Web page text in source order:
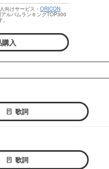
向けサービス・ ORICON
ルバムランキングTOP300
入
歌詞
歌詞